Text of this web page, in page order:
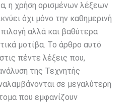
η χρήση ορισμένων λέξεων
όχι μόνο την καθημερινή
αλλά και βαθύτερα
μοτίβα. Το άρθρο αυτό
πέντε λέξεις που,
της Τεχνητής
σε μεγαλύτερη
που εμφανίζουν